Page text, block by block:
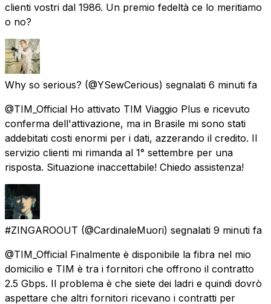
clienti vostri dal 1986. Un premio fedeltà ce lo meritiamo
o no?
Why so serious? (@YSewCerious) segnalati 6 minuti fa
@TIM_Official Ho attivato TIM Viaggio Plus e ricevuto
conferma dell'attivazione, ma in Brasile mi sono stati
addebitati costi enormi per i dati, azzerando il credito. Il
servizio clienti mi rimanda al 1° settembre per una
risposta. Situazione inaccettabile! Chiedo assistenza!
#ZINGAROOUT (@CardinaleMuori) segnalati 9 minuti fa
@TIM_Official Finalmente è disponibile la fibra nel mio
domicilio e TIM è tra i fornitori che offrono il contratto
2.5 Gbps. Il problema è che siete dei ladri e quindi dovrò
aspettare che altri fornitori ricevano i contratti per